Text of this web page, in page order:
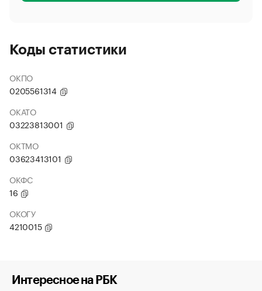
Коды статистики
ОКПО
0205561314
ОКАТО
03223813001
ОКТМО
03623413101
ОКФС
16
ОКОГУ
4210015
Интересное на РБК